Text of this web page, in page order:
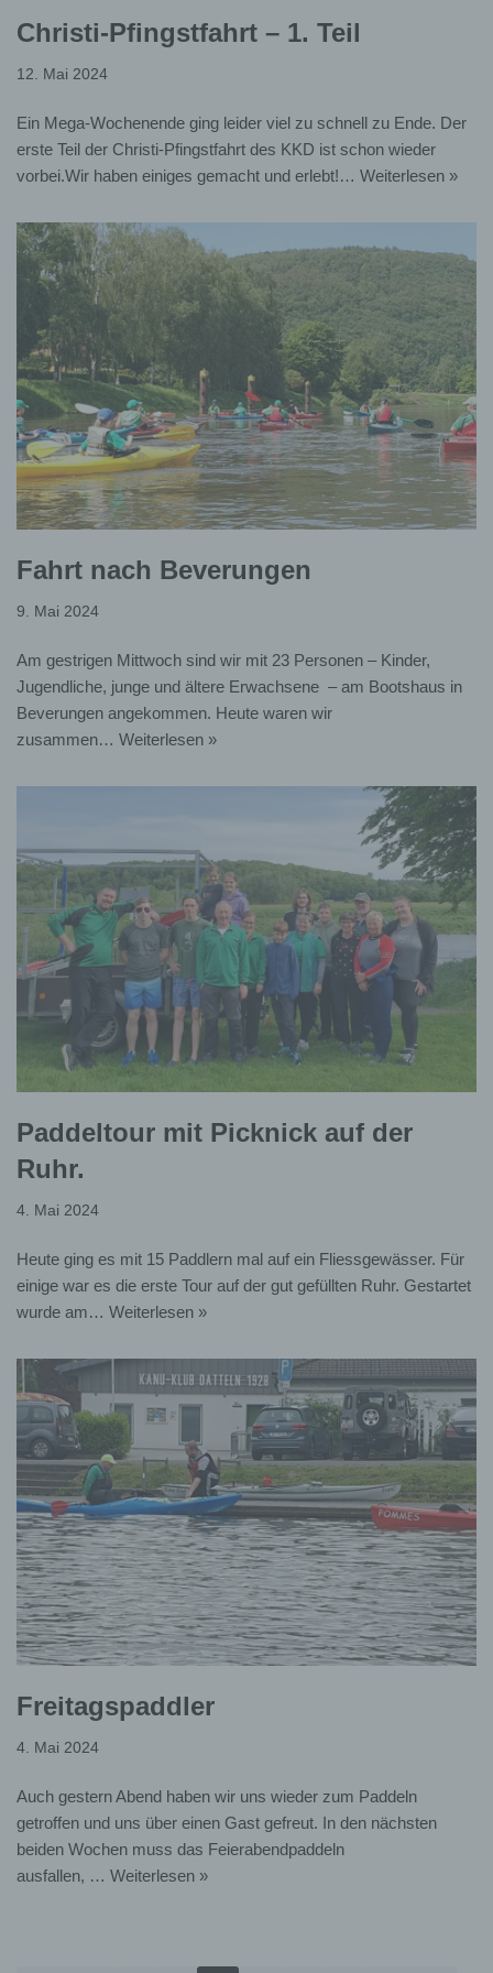
Christi-Pfingstfahrt – 1. Teil
12. Mai 2024
Ein Mega-Wochenende ging leider viel zu schnell zu Ende. Der
erste Teil der Christi-Pfingstfahrt des KKD ist schon wieder
vorbei.Wir haben einiges gemacht und erlebt!… Weiterlesen »
Fahrt nach Beverungen
9. Mai 2024
Am gestrigen Mittwoch sind wir mit 23 Personen – Kinder,
Jugendliche, junge und ältere Erwachsene – am Bootshaus in
Beverungen angekommen. Heute waren wir
zusammen… Weiterlesen »
Paddeltour mit Picknick auf der
Ruhr.
4. Mai 2024
Heute ging es mit 15 Paddlern mal auf ein Fliessgewässer. Für
einige war es die erste Tour auf der gut gefüllten Ruhr. Gestartet
wurde am… Weiterlesen »
Freitagspaddler
4. Mai 2024
Auch gestern Abend haben wir uns wieder zum Paddeln
getroffen und uns über einen Gast gefreut. In den nächsten
beiden Wochen muss das Feierabendpaddeln
ausfallen, … Weiterlesen »
Meldung der Mitglieder Daten an den DKV und an die
Landesverbände
Für die oben genannten Zwecke verarbeitet
derKKDpersonenbezogene Daten, die Sie selbst
zur Verfügung gestellt haben oder die im
Zusammenhang mit Ihrer Mitgliedschaft bei uns
Datenkategorien:
Mitgliedsnummer
Personendaten
Adressdaten
Nationalität
Kommunikationsdaten
Geburtsdatum
Geschlecht
Mitgliedsstatus
Eintrittsdatum
verarbeitet Ihre personenbezogenen
Daten auf Grundlage der nachfolgend aufgeführten
Vorschriften:
zum Zwecke der Durchführung von
Geschäftsprozessen (Artikel 6 (1) (b) DSGVO),
zur Erfüllung rechtlicher Pflichten (Artikel 6 (1) (c)
DSGVO), oder
zur Wahrung berechtigter Interessen des
Abwägung der schützenswerten Interessen der
haben Sie im Einzelfall ausdrücklich Ihre Einwilligung in
die Verarbeitung Ihrer personenbezogenen Daten
Verarbeitung (Artikel 6 (1) (a) DSGVO).
DerKKD verwaltet die Mitgliederdaten gemeinsam mit
dem DKV gem. Art. 26 DSGVO.
Weitergabe der
personenbezogenen Daten
Der KKD
übermittelt Ihre personenbezogenen
Daten im Rahmen des berechtigten Interesses
gegebenenfalls an:
andere Dienstleister
sonstige Empfänger, wie z.B. Steuer- und
und Vorsorgeleistungen oder Geschäftspartnern, die im
Rahmen der Vereinstätigkeit aktiv werden,
3. Speicherfristen